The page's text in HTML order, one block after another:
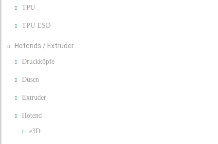
TPU
TPU-ESD
Hotends / Extruder
Druckköpfe
Düsen
Extruder
Hotend
e3D